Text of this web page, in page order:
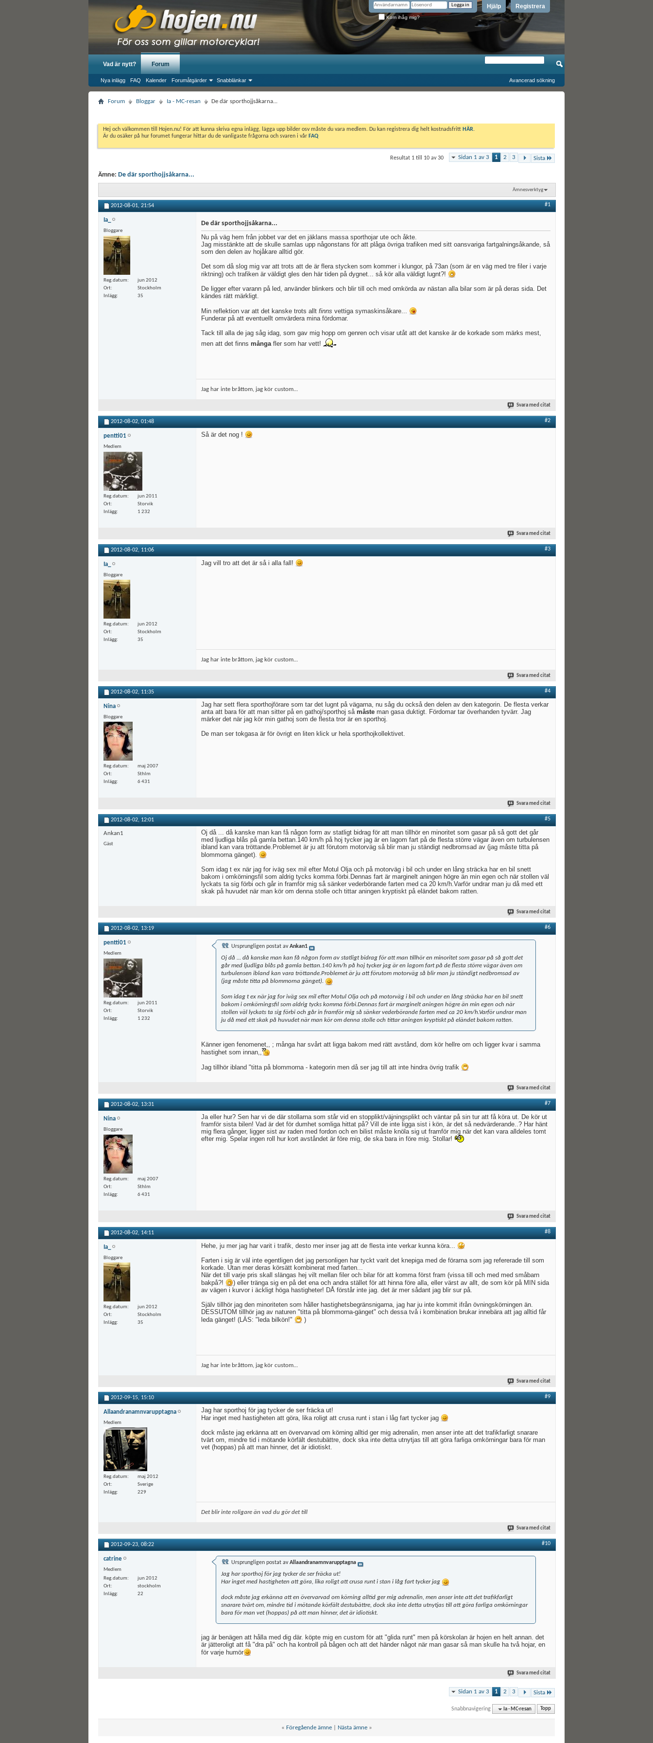
Registrera
Hjälp
Kom ihåg mig?
Vad är nytt? Forum
Nya inlägg FAQ Kalender Forumåtgärder Snabblänkar Avancerad sökning
Forum Bloggar Ia - MC-resan De där sporthojjsåkarna...
Hej och välkommen till Hojen.nu! För att kunna skriva egna inlägg, lägga upp bilder osv måste du vara medlem. Du kan registrera dig helt kostnadsfritt HÄR.
Är du osäker på hur forumet fungerar hittar du de vanligaste frågorna och svaren i vår FAQ
Sidan 1 av 3 1 2 3 Sista
Resultat 1 till 10 av 30
Ämne: De där sporthojjsåkarna...
Ämnesverktyg
2012-08-01, 21:54 #1
Ia_
Bloggare
Reg.datum
jun 2012
Ort
Stockholm
Inlägg
35
De där sporthojjsåkarna...
Nu på väg hem från jobbet var det en jäklans massa sporthojar ute och åkte.
Jag misstänkte att de skulle samlas upp någonstans för att plåga övriga trafiken med sitt oansvariga fartgalningsåkande, så
som den delen av hojåkare alltid gör.
Det som då slog mig var att trots att de är flera stycken som kommer i klungor, på 73an (som är en väg med tre filer i varje
riktning) och trafiken är väldigt gles den här tiden på dygnet... så kör alla väldigt lugnt?!
De ligger efter varann på led, använder blinkers och blir till och med omkörda av nästan alla bilar som är på deras sida. Det
kändes rätt märkligt.
Min reflektion var att det kanske trots allt finns vettiga symaskinsåkare...
Funderar på att eventuellt omvärdera mina fördomar.
Tack till alla de jag såg idag, som gav mig hopp om genren och visar utåt att det kanske är de korkade som märks mest,
men att det finns mångafler som har vett!
Jag har inte bråttom, jag kör custom...
Svara med citat
2012-08-02, 01:48 #2
pentti01
Medlem
Reg.datum
jun 2011
Ort
Storvik
Inlägg
1 232
Så är det nog !
Svara med citat
2012-08-02, 11:06 #3
Ia_
Bloggare
Reg.datum
jun 2012
Ort
Stockholm
Inlägg
35
Jag vill tro att det är så i alla fall!
Jag har inte bråttom, jag kör custom...
Svara med citat
2012-08-02, 11:35 #4
Nina
Bloggare
Reg.datum
maj 2007
Ort
Sthlm
Inlägg
6 431
Jag har sett flera sporthojförare som tar det lugnt på vägarna, nu såg du också den delen av den kategorin. De flesta verkar
anta att bara för att man sitter på en gathoj/sporthoj så måste man gasa duktigt. Fördomar tar överhanden tyvärr. Jag
märker det när jag kör min gathoj som de flesta tror är en sporthoj.
De man ser tokgasa är för övrigt en liten klick ur hela sporthojkollektivet.
Svara med citat
2012-08-02, 12:01 #5
Ankan1
Gäst
Oj då ... då kanske man kan få någon form av statligt bidrag för att man tillhör en minoritet som gasar på så gott det går
med ljudliga blås på gamla bettan.140 km/h på hoj tycker jag är en lagom fart på de flesta större vägar även om turbulensen
ibland kan vara tröttande.Problemet är ju att förutom motorväg så blir man ju ständigt nedbromsad av (jag måste titta på
blommorna gänget).
Som idag t ex när jag for iväg sex mil efter Motul Olja och på motorväg i bil och under en lång sträcka har en bil snett
bakom i omkörningsfil som aldrig tycks komma förbi.Dennas fart är marginelt aningen högre än min egen och när stollen väl
lyckats ta sig förbi och går in framför mig så sänker vederbörande farten med ca 20 km/h.Varför undrar man ju då med ett
skak på huvudet när man kör om denna stolle och tittar aningen kryptiskt på eländet bakom ratten.
Svara med citat
2012-08-02, 13:19 #6
pentti01
Medlem
Reg.datum
jun 2011
Ort
Storvik
Inlägg
1 232
Ursprungligen postat avAnkan1
Oj då ... då kanske man kan få någon form av statligt bidrag för att man tillhör en minoritet som gasar på så gott det
går med ljudliga blås på gamla bettan.140 km/h på hoj tycker jag är en lagom fart på de flesta större vägar även om
turbulensen ibland kan vara tröttande.Problemet är ju att förutom motorväg så blir man ju ständigt nedbromsad av
(jag måste titta på blommorna gänget).
Som idag t ex när jag for iväg sex mil efter Motul Olja och på motorväg i bil och under en lång sträcka har en bil snett
bakom i omkörningsfil som aldrig tycks komma förbi.Dennas fart är marginelt aningen högre än min egen och när
stollen väl lyckats ta sig förbi och går in framför mig så sänker vederbörande farten med ca 20 km/h.Varför undrar man
ju då med ett skak på huvudet när man kör om denna stolle och tittar aningen kryptiskt på eländet bakom ratten.
Känner igen fenomenet,, ; många har svårt att ligga bakom med rätt avstånd, dom kör hellre om och ligger kvar i samma
hastighet som innan,,
Jag tillhör ibland "titta på blommorna - kategorin men då ser jag till att inte hindra övrig trafik
Svara med citat
2012-08-02, 13:31 #7
Nina
Bloggare
Reg.datum
maj 2007
Ort
Sthlm
Inlägg
6 431
Ja eller hur? Sen har vi de där stollarna som står vid en stopplikt/väjningsplikt och väntar på sin tur att få köra ut. De kör ut
framför sista bilen! Vad är det för dumhet somliga hittat på? Vill de inte ligga sist i kön, är det så nedvärderande..? Har hänt
mig flera gånger, ligger sist av raden med fordon och en bilist måste knöla sig ut framför mig när det kan vara alldeles tomt
efter mig. Spelar ingen roll hur kort avståndet är före mig, de ska bara in före mig. Stollar!
Svara med citat
2012-08-02, 14:11 #8
Ia_
Bloggare
Reg.datum
jun 2012
Ort
Stockholm
Inlägg
35
Hehe, ju mer jag har varit i trafik, desto mer inser jag att de flesta inte verkar kunna köra...
Farten i sig är väl inte egentligen det jag personligen har tyckt varit det knepiga med de förarna som jag refererade till som
korkade. Utan mer deras körsätt kombinerat med farten...
När det till varje pris skall slängas hej vilt mellan filer och bilar för att komma först fram (vissa till och med med småbarn
bakpå?!
) eller tränga sig en på det ena och andra stället för att hinna före alla, eller värst av allt, de som kör på MIN sida
av vägen i kurvor i äckligt höga hastigheter! DÅ förstår inte jag. det är mer sådant jag blir sur på.
Själv tillhör jag den minoriteten som håller hastighetsbegränsnigarna, jag har ju inte kommit ifrån övningskörningen än.
DESSUTOM tillhör jag av naturen "titta på blommorna-gänget" och dessa två i kombination brukar innebära att jag alltid får
leda gänget! (LÄS: "leda bilkön!"
)
Jag har inte bråttom, jag kör custom...
Svara med citat
2012-09-15, 15:10 #9
Allaandranamnvarupptagna
Medlem
Reg.datum
maj 2012
Ort
Sverige
Inlägg
229
Jag har sporthoj för jag tycker de ser fräcka ut!
Har inget med hastigheten att göra, lika roligt att crusa runt i stan i låg fart tycker jag
dock måste jag erkänna att en övervarvad om körning alltid ger mig adrenalin, men anser inte att det trafikfarligt snarare
tvärt om, mindre tid i mötande körfält destubättre, dock ska inte detta utnytjas till att göra farliga omkörningar bara för man
vet (hoppas) på att man hinner, det är idiotiskt.
Det blir inte roligare än vad du gör det till
Svara med citat
2012-09-23, 08:22 #10
catrine
Medlem
Reg.datum
jun 2012
Ort
stockholm
Inlägg
22
Ursprungligen postat avAllaandranamnvarupptagna
Jag har sporthoj för jag tycker de ser fräcka ut!
Har inget med hastigheten att göra, lika roligt att crusa runt i stan i låg fart tycker jag
dock måste jag erkänna att en övervarvad om körning alltid ger mig adrenalin, men anser inte att det trafikfarligt
snarare tvärt om, mindre tid i mötande körfält destubättre, dock ska inte detta utnytjas till att göra farliga omkörningar
bara för man vet (hoppas) på att man hinner, det är idiotiskt.
jag är benägen att hålla med dig där. köpte mig en custom för att "glida runt" men på körskolan är hojen en helt annan. det
är jätteroligt att få "dra på" och ha kontroll på bågen och att det händer något när man gasar så man skulle ha två hojar, en
för varje humör
Svara med citat
Sidan 1 av 3 1 2 3 Sista
Snabbnavigering Ia - MC-resan Topp
« Föregående ämne| Nästa ämne »